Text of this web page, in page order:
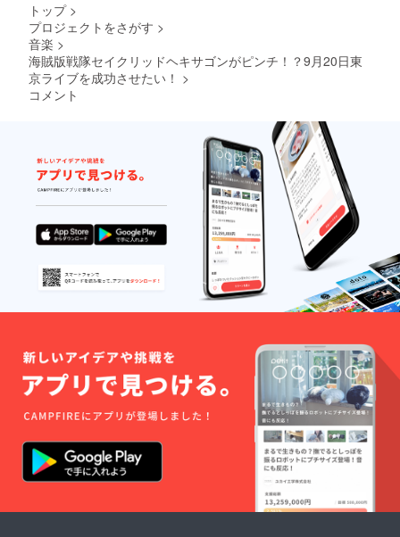
がBタイ
選択可
能です
がクレ
ジット
された
もので
は御座
いませ
んので
ご注意
下さ
照 ＊支
文字以
下で備
考欄に
ご記載
くださ
い。
（第３
者を特
定する
お名前
や公序
良俗に
反する
内容、
存文字
などは
掲載を
お断り
する可
能性が
御座い
ます、
その場
CAMPF
IREで使
用され
トップ >
プロジェクトをさがす >
音楽 >
海賊版戦隊セイクリッドヘキサゴンがピンチ！？9月20日東
京ライブを成功させたい！ >
コメント